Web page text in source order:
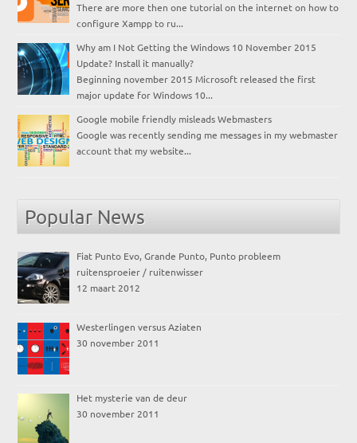
There are more then one tutorial on the internet on how to
configure Xampp to ru...
Why am I Not Getting the Windows 10 November 2015
Update? Install it manually?
Beginning november 2015 Microsoft released the first
major update for Windows 10...
Google mobile friendly misleads Webmasters
Google was recently sending me messages in my webmaster
account that my website...
Popular News
Fiat Punto Evo, Grande Punto, Punto probleem
ruitensproeier / ruitenwisser
12 maart 2012
Westerlingen versus Aziaten
30 november 2011
Het mysterie van de deur
30 november 2011